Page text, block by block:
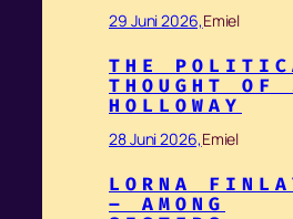
29 Juni 2026,Emiel
THE
THOUGHT OF
HOLLOWAY
28 Juni 2026,Emiel
LORNA
– AMONG